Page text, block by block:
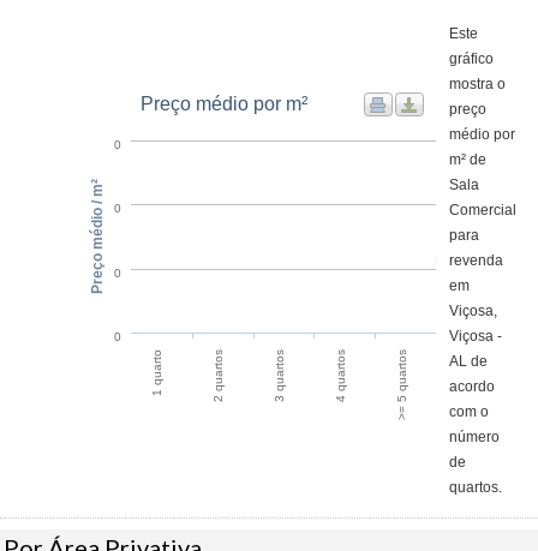
Preço médio por m²
1 quarto 2 quartos 3 quartos 4 quartos >= 5 quartos
0
0
0
0
Preço médio / m²
Este
gráfico
mostra o
preço
médio por
m² de
Sala
Comercial
para
revenda
em
Viçosa,
Viçosa -
AL de
acordo
com o
número
de
quartos.